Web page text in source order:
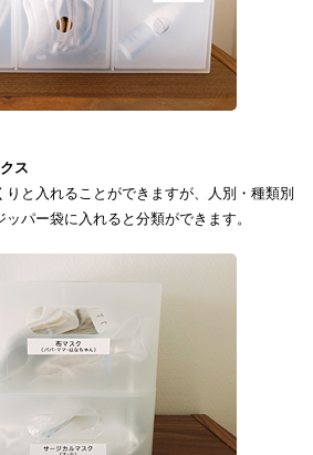
ス
と入れることができますが、人別・種類別
パー袋に入れると分類ができます。